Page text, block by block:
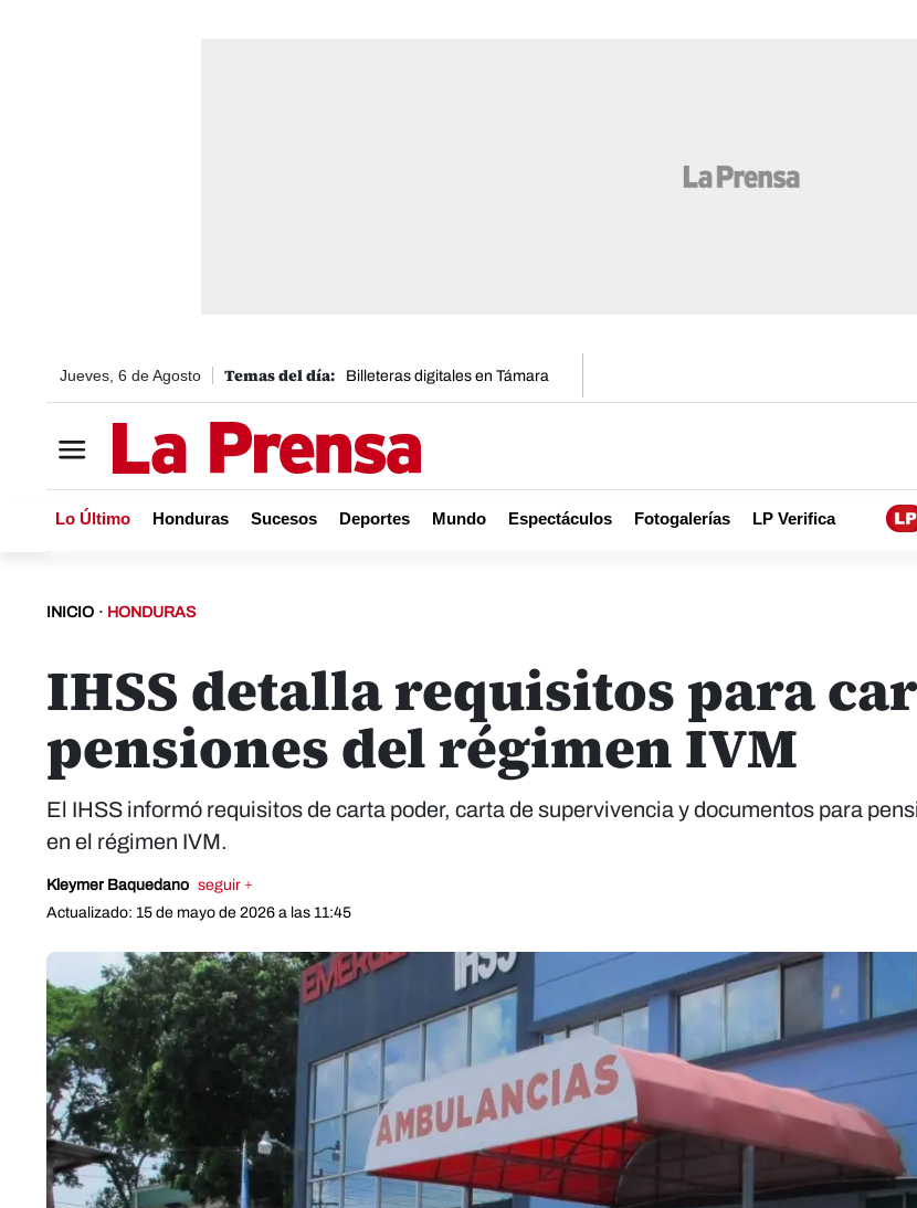
Jueves, 6 de Agosto Billeteras digitales en Támara
Lo Último Honduras Sucesos Deportes Mundo Espectáculos Fotogalerías LP Verifica
INICIO · HONDURAS
IHSS detalla requisitos para
pensiones del régimen IVM
El IHSS informó requisitos de carta poder, carta de supervivencia y documentos para
en el régimen IVM.
Kleymer Baquedano seguir +
Actualizado: 15 de mayo de 2026 a las 11:45